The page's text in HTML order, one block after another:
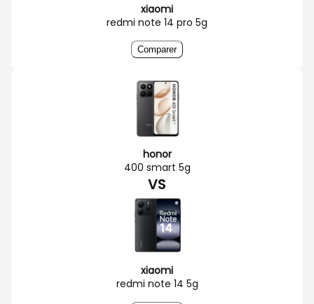
xiaomi
redmi note 14 pro 5g
Comparer
honor
400 smart 5g
VS
xiaomi
redmi note 14 5g